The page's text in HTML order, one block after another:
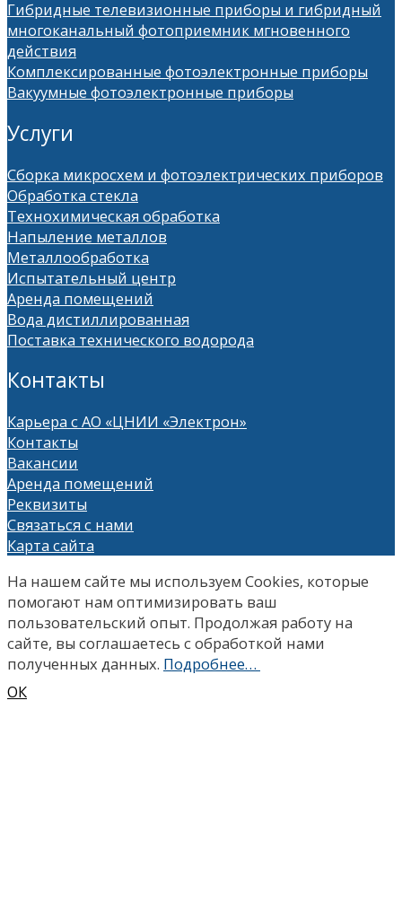
Гибридные телевизионные приборы и гибридный
многоканальный фотоприемник мгновенного
действия
Комплексированные фотоэлектронные приборы
Вакуумные фотоэлектронные приборы
Услуги
Сборка микросхем и фотоэлектрических приборов
Обработка стекла
Технохимическая обработка
Напыление металлов
Металлообработка
Испытательный центр
Аренда помещений
Вода дистиллированная
Поставка технического водорода
Контакты
Карьера с АО «ЦНИИ «Электрон»
Контакты
Вакансии
Аренда помещений
Реквизиты
Связаться с нами
Карта сайта
На нашем сайте мы используем Сookies, которые
помогают нам оптимизировать ваш
пользовательский опыт. Продолжая работу на
сайте, вы соглашаетесь с обработкой нами
полученных данных. Подробнее…
ОК